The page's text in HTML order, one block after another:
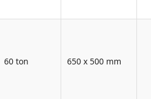
60 ton 650 x 500 mm